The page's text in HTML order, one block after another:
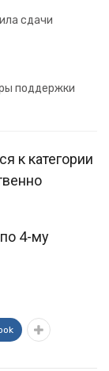
сдачи
поддержки
к категории
4-му